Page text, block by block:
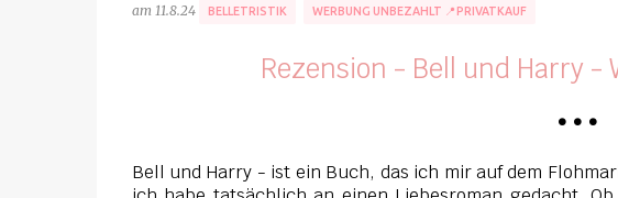
am 11.8.24 BELLETRISTIK WERBUNG UNBEZAHLT 📍PRIVATKAUF
Rezension - Bell und Harry
• • •
Bell und Harry - ist ein Buch, das ich mir auf dem